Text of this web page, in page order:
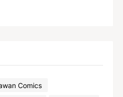
Comics